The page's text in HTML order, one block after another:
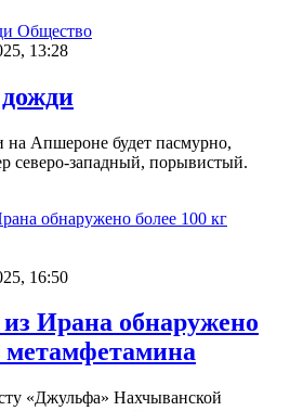
Общество
13:28
на Апшероне будет пасмурно,
северо-западный, порывистый.
16:50
из Ирана обнаружено
метамфетамина
«Джульфа» Нахчыванской